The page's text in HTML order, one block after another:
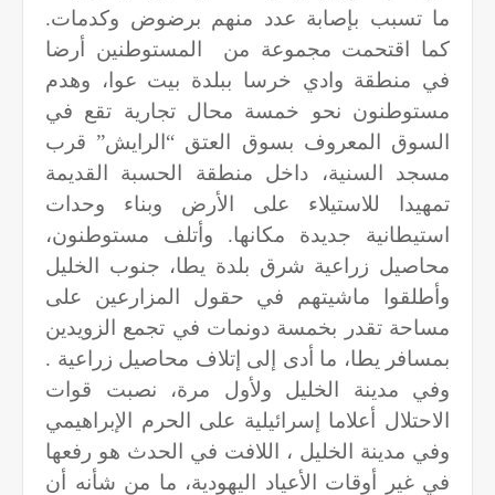
ما تسبب بإصابة عدد منهم برضوض وكدمات.
كما اقتحمت مجموعة من
المستوطنين أرضا
في منطقة وادي خرسا ببلدة بيت عوا، وهدم
مستوطنون نحو خمسة محال تجارية تقع في
السوق المعروف بسوق العتق “الرايش” قرب
مسجد السنية، داخل منطقة الحسبة القديمة
تمهيدا للاستيلاء على الأرض وبناء وحدات
استيطانية جديدة مكانها. وأتلف مستوطنون،
محاصيل زراعية شرق بلدة يطا، جنوب الخليل
وأطلقوا ماشيتهم في حقول المزارعين على
مساحة تقدر بخمسة دونمات في تجمع الزويدين
بمسافر يطا، ما أدى إلى إتلاف محاصيل زراعية .
وفي مدينة الخليل ولأول مرة، نصبت قوات
الاحتلال أعلاما إسرائيلية على الحرم الإبراهيمي
وفي مدينة الخليل ، اللافت في الحدث هو رفعها
في غير أوقات الأعياد اليهودية، ما من شأنه أن